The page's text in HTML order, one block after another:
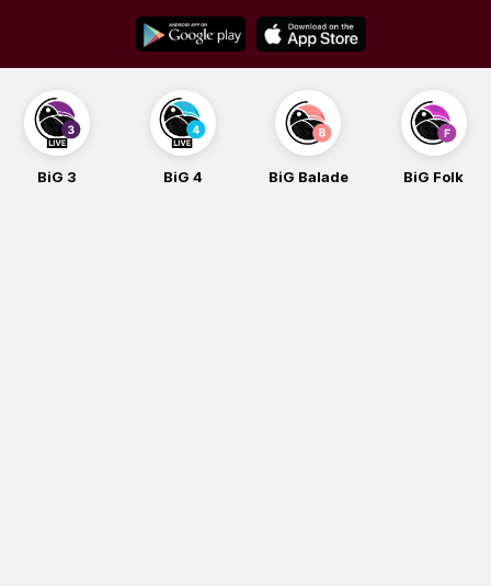
content
BiG 4 BiG Balade BiG Folk BiG iG